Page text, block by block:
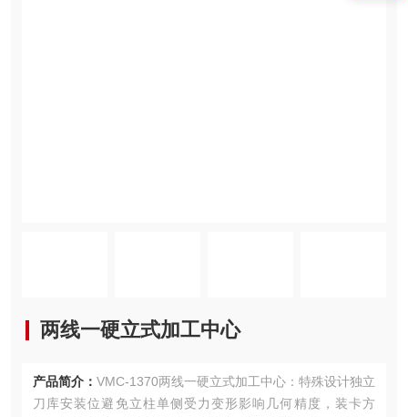
两线一硬立式加工中心
产品简介： VMC-1370两线一硬立式加工中心：特殊设计独立
刀库安装位避免立柱单侧受力变形影响几何精度，装卡方